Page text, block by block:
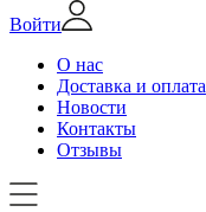
Войти
О нас
Доставка и оплата
Новости
Контакты
Отзывы